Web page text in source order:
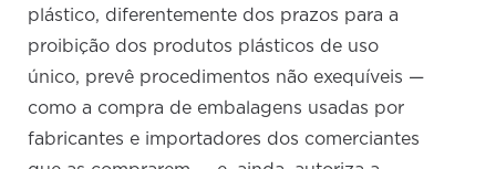
plástico, diferentemente dos prazos para a
proibição dos produtos plásticos de uso
único, prevê procedimentos não exequíveis —
como a compra de embalagens usadas por
fabricantes e importadores dos comerciantes